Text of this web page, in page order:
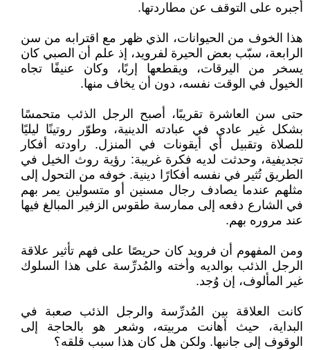
أجبره على التوقف عن مطاردتها.
هذا الخوف من الحيوانات، الذي ظهر مع اقترابه من سن
الرابعة، سبّب بعض الحيرة لفرويد، إذ علم أن الصبي كان
يسخر من اليرقات، ويقطعها إربًا، وكان عنيفًا تجاه
الخيول في الوقت نفسه، دون أن يخاف منها.
حتى سن العاشرة تقريبًا، أصبح الرجل الذئب متحمسًا
بشكل غير عادي في عبادته الدينية، وطوّر روتينًا ليليًا
للصلاة وتقبيل أي أيقونات في المنزل. راودته أفكار
تجديفية، وحدثت لديه فكرة غريبة: رؤية روث الخيل في
الطريق تُثير في نفسه أفكارًا دينية. خوفه من التحول إلى
مثلهم عندما يصادف رجال مسنين أو متسولين يمر بهم
في الشارع دفعه إلى ممارسة طقوس الزفير المبالغ فيها
عند مروره بهم.
ومن المفهوم أن فرويد كان حريصًا على فهم تأثير علاقة
الرجل الذئب بوالديه وأخته والمُدرِّسة على هذا السلوك
غير المألوف، إن وُجد.
كانت العلاقة بين المُدرِّسة والرجل الذئب صعبة في
البداية، حيث أهانت مربيته، وشعر هو بالحاجة إلى
الوقوف إلى جانبها. ولكن هل كان هذا سبب قلقه؟